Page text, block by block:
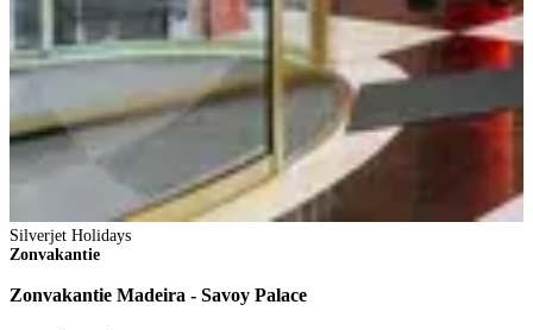
Silverjet Holidays
Zonvakantie
Zonvakantie Madeira - Savoy Palace